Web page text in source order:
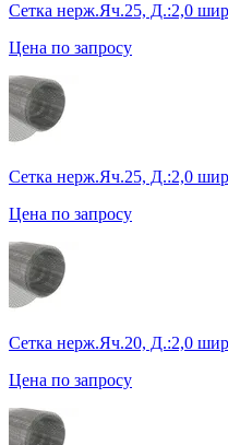
Сетка нерж.Яч.25, Д.:2,0
Цена по запросу
Сетка нерж.Яч.25, Д.:2,0
Цена по запросу
Сетка нерж.Яч.20, Д.:2,0
Цена по запросу